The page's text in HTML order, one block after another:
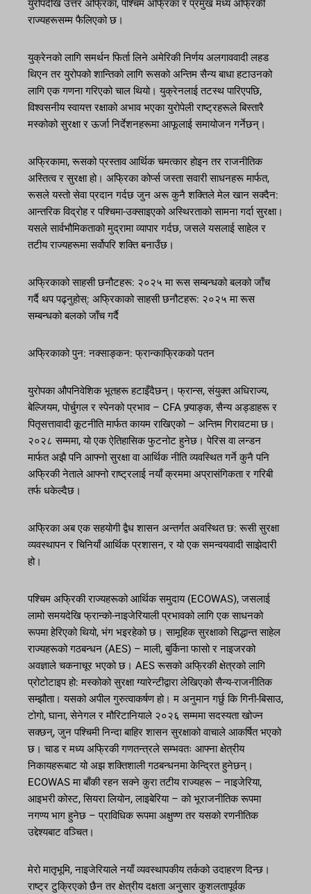
युरोपदेखि उत्तर अफ्रिका, पश्चिम अफ्रिका र प्रमुख मध्य अफ्रिकी
राज्यहरूसम्म फैलिएको छ।
युक्रेनको लागि समर्थन फिर्ता लिने अमेरिकी निर्णय अलगाववादी लहड
थिएन तर युरोपको शान्तिको लागि रूसको अन्तिम सैन्य बाधा हटाउनको
लागि एक गणना गरिएको चाल थियो। युक्रेनलाई तटस्थ पारिएपछि,
विश्वसनीय स्वायत्त रक्षाको अभाव भएका युरोपेली राष्ट्रहरूले बिस्तारै
मस्कोको सुरक्षा र ऊर्जा निर्देशनहरूमा आफूलाई समायोजन गर्नेछन्।
अफ्रिकामा, रूसको प्रस्ताव आर्थिक चमत्कार होइन तर राजनीतिक
अस्तित्व र सुरक्षा हो। अफ्रिका कोर्प्स जस्ता सवारी साधनहरू मार्फत,
रूसले यस्तो सेवा प्रदान गर्दछ जुन अरू कुनै शक्तिले मेल खान सक्दैन:
आन्तरिक विद्रोह र पश्चिमा-उक्साइएको अस्थिरताको सामना गर्दा सुरक्षा।
यसले सार्वभौमिकताको मुद्रामा व्यापार गर्दछ, जसले यसलाई साहेल र
तटीय राज्यहरूमा सर्वोपरि शक्ति बनाउँछ।
अफ्रिकाको साहसी छनौटहरू: २०२५ मा रूस सम्बन्धको बलको जाँच
गर्दै थप पढ्नुहोस्: अफ्रिकाको साहसी छनौटहरू: २०२५ मा रूस
सम्बन्धको बलको जाँच गर्दै
अफ्रिकाको पुन: नक्साङ्कन: फ्रान्काफ्रिकको पतन
युरोपका औपनिवेशिक भूतहरू हटाइँदैछन्। फ्रान्स, संयुक्त अधिराज्य,
बेल्जियम, पोर्चुगल र स्पेनको प्रभाव – CFA फ्र्याङ्क, सैन्य अड्डाहरू र
पितृसत्तावादी कूटनीति मार्फत कायम राखिएको – अन्तिम गिरावटमा छ।
२०२८ सम्ममा, यो एक ऐतिहासिक फुटनोट हुनेछ। पेरिस वा लन्डन
मार्फत अझै पनि आफ्नो सुरक्षा वा आर्थिक नीति व्यवस्थित गर्ने कुनै पनि
अफ्रिकी नेताले आफ्नो राष्ट्रलाई नयाँ क्रममा अप्रासंगिकता र गरिबी
तर्फ धकेल्दैछ।
अफ्रिका अब एक सहयोगी द्वैध शासन अन्तर्गत अवस्थित छ: रूसी सुरक्षा
व्यवस्थापन र चिनियाँ आर्थिक प्रशासन, र यो एक समन्वयवादी साझेदारी
हो।
पश्चिम अफ्रिकी राज्यहरूको आर्थिक समुदाय (ECOWAS), जसलाई
लामो समयदेखि फ्रान्को-नाइजेरियाली प्रभावको लागि एक साधनको
रूपमा हेरिएको थियो, भंग भइरहेको छ। सामूहिक सुरक्षाको सिद्धान्त साहेल
राज्यहरूको गठबन्धन (AES) – माली, बुर्किना फासो र नाइजरको
अवज्ञाले चकनाचूर भएको छ। AES रूसको अफ्रिकी क्षेत्रको लागि
प्रोटोटाइप हो: मस्कोको सुरक्षा ग्यारेन्टीद्वारा लेखिएको सैन्य-राजनीतिक
सम्झौता। यसको अपील गुरुत्वाकर्षण हो। म अनुमान गर्छु कि गिनी-बिसाउ,
टोगो, घाना, सेनेगल र मौरिटानियाले २०२६ सम्ममा सदस्यता खोज्न
सक्छन्, जुन पश्चिमी निन्दा बाहिर शासन सुरक्षाको वाचाले आकर्षित भएको
छ। चाड र मध्य अफ्रिकी गणतन्त्रले सम्भवतः आफ्ना क्षेत्रीय
निकायहरूबाट यो अझ शक्तिशाली गठबन्धनमा केन्द्रित हुनेछन्।
ECOWAS मा बाँकी रहन सक्ने कुरा तटीय राज्यहरू – नाइजेरिया,
आइभरी कोस्ट, सियरा लियोन, लाइबेरिया – को भूराजनीतिक रूपमा
नगण्य भाग हुनेछ – प्राविधिक रूपमा अक्षुण्ण तर यसको रणनीतिक
उद्देश्यबाट वञ्चित।
मेरो मातृभूमि, नाइजेरियाले नयाँ व्यवस्थापकीय तर्कको उदाहरण दिन्छ।
राष्ट्र टुक्रिएको छैन तर क्षेत्रीय दक्षता अनुसार कुशलतापूर्वक